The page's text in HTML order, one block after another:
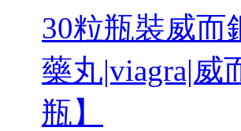
30粒瓶裝威而
藥丸|viagra|
瓶】